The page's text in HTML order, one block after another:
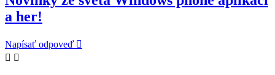
a her!
Napísať odpoveď